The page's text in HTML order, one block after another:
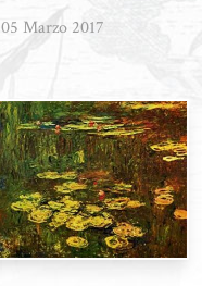
05 Marzo 2017